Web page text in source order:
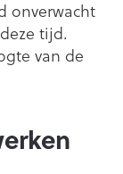
onverwacht
tijd.
van de